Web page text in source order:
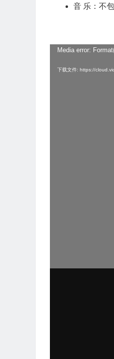
音 乐：不
Media error:
下载文件: https://